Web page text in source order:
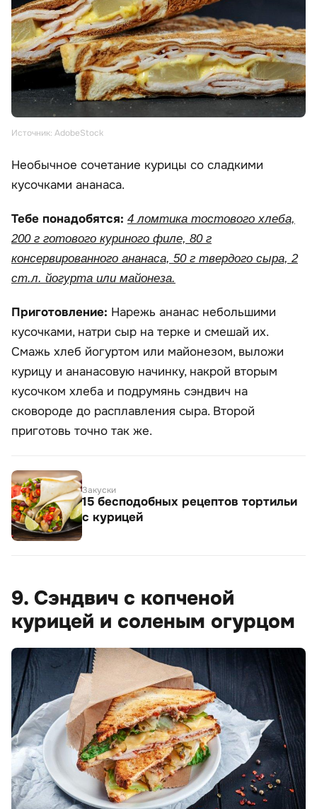
Источник: AdobeStock
Необычное сочетание курицы со сладкими
кусочками ананаса.
Тебе понадобятся: 4 ломтика тостового хлеба,
200 г готового куриного филе, 80 г
консервированного ананаса, 50 г твердого сыра, 2
ст.л. йогурта или майонеза.
Приготовление: Нарежь ананас небольшими
кусочками, натри сыр на терке и смешай их.
Смажь хлеб йогуртом или майонезом, выложи
курицу и ананасовую начинку, накрой вторым
кусочком хлеба и подрумянь сэндвич на
сковороде до расплавления сыра. Второй
приготовь точно так же.
Закуски
15 бесподобных рецептов тортильи
с курицей
9. Сэндвич с копченой
курицей и соленым огурцом